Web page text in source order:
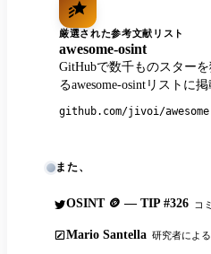
厳選された参考文献リスト
awesome-osint
GitHubで数千ものスター
るawesome-osintリストに
github.com/jivoi/
また、
OSINT 🪙 — TIP #326 コ
Mario Santella 研究者によ